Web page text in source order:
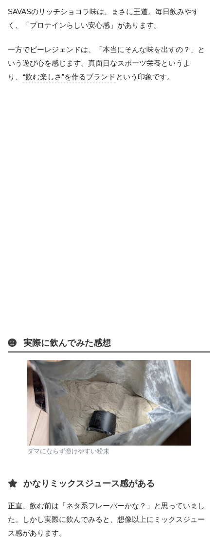
SAVASのリッチショコラ味は、まさに王道。毎日飲みやす
く、「プロテインらしい安心感」があります。
一方でビーレジェンドは、「本当にそんな味を出すの？」と
いう遊び心を感じます。真面目なスポーツ栄養というよ
り、 “飲む楽しさ”を作るブランド という印象です。
実際に飲んでみた感想
ダマにならず溶けやすい粉末
かなりミックスジュース感がある
正直、飲む前は「ネタ系フレーバーかな？」と思っていまし
た。しかし実際に飲んでみると、想像以上にミックスジュー
ス感があります。